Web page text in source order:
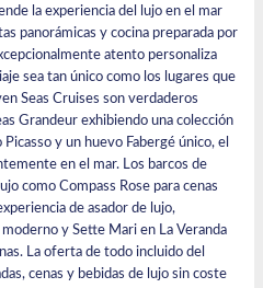
la experiencia del lujo en el mar
panorámicas y cocina preparada por
atento personaliza
sea tan único como los lugares que
Seas Cruises son verdaderos
Grandeur exhibiendo una colección
y un huevo Fabergé único, el
en el mar. Los barcos de
como Compass Rose para cenas
de asador de lujo,
y Sette Mari en La Veranda
La oferta de todo incluido del
cenas y bebidas de lujo sin coste